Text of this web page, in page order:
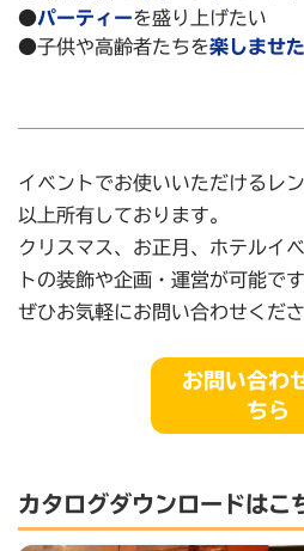
●パーティーを盛り上げたい
●子供や高齢者たちを楽しませ
イベントでお使いいただけるレ
以上所有しております。
クリスマス、お正月、ホテルイ
トの装飾や企画・運営が可能です
ぜひお気軽にお問い合わせくださ
お問い合わ
ちら
カタログダウンロードはこ